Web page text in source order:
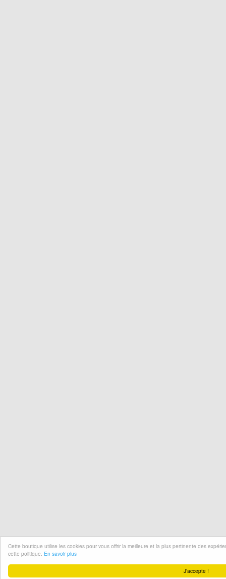
J'accepte !
Cette boutique utilise les cookies pour vous offrir la meilleure et la plus pertinente des
cette politique. En savoir plus